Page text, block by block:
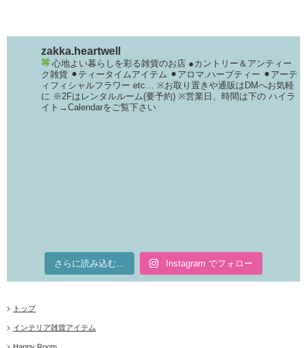
zakka.heartwell
心地よい暮らしを彩る雑貨のお店 ●カントリー＆アンティー
ク雑貨 ⚫︎ティータイムアイテム ⚫︎アロマ.ハーブティー ⚫︎アーテ
ィフィシャルフラワー etc… ※お取り置きや通販はDMへお気軽
に ※2Fはレンタルルーム(要予約) ※営業日、時間は下の ハイラ
イト→Calendarをご覧下さい
さらに読み込む... Instagram でフォロー
トップ
インテリア雑貨アイテム